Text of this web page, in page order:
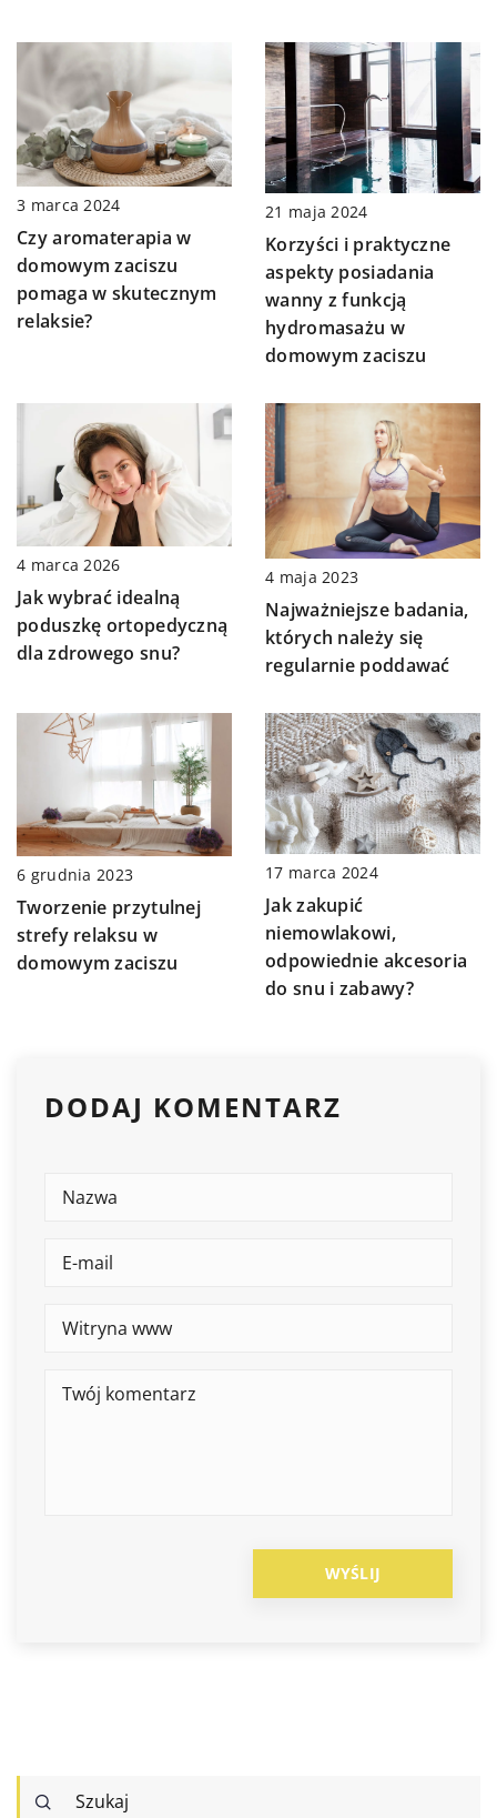
3 marca 2024
Czy aromaterapia w
domowym zaciszu
pomaga w skutecznym
relaksie?
21 maja 2024
Korzyści i praktyczne
aspekty posiadania
wanny z funkcją
hydromasażu w
domowym zaciszu
4 marca 2026
Jak wybrać idealną
poduszkę ortopedyczną
dla zdrowego snu?
4 maja 2023
Najważniejsze badania,
których należy się
regularnie poddawać
6 grudnia 2023
Tworzenie przytulnej
strefy relaksu w
domowym zaciszu
17 marca 2024
Jak zakupić
niemowlakowi,
odpowiednie akcesoria
do snu i zabawy?
DODAJ KOMENTARZ